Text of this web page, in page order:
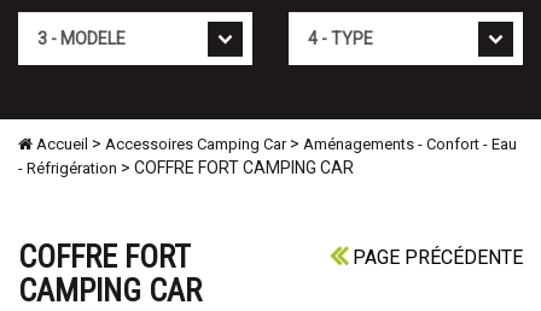
Accueil > Accessoires Camping Car> Aménagements - Confort - Eau
- Réfrigération > COFFRE FORT CAMPING CAR
PAGE PRÉCÉDENTE
COFFRE FORT
CAMPING CAR